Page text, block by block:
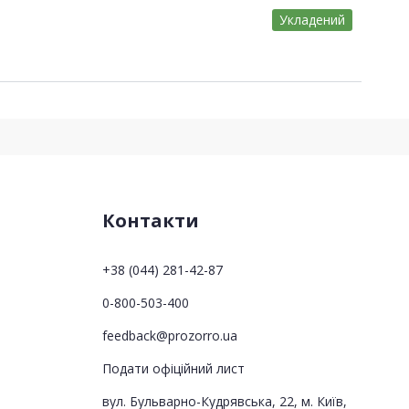
Укладений
Контакти
+38 (044) 281-42-87
0-800-503-400
feedback@prozorro.ua
Подати офіційний лист
вул. Бульварно-Кудрявська, 22, м. Київ,